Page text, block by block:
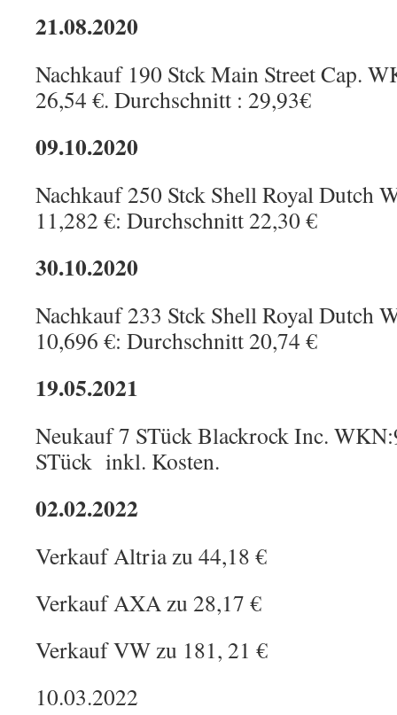
21.08.2020
Nachkauf 190 Stck Main Street Cap.
26,54 €. Durchschnitt : 29,93€
09.10.2020
Nachkauf 250 Stck Shell Royal Dutch
11,282 €: Durchschnitt 22,30 €
30.10.2020
Nachkauf 233 Stck Shell Royal Dutch
10,696 €: Durchschnitt 20,74 €
19.05.2021
Neukauf 7 STück Blackrock Inc.
STück inkl. Kosten.
02.02.2022
Verkauf Altria zu 44,18 €
Verkauf AXA zu 28,17 €
Verkauf VW zu 181, 21 €
10.03.2022